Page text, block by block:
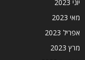
יוני 2023
מאי 2023
אפריל 2023
מרץ 2023